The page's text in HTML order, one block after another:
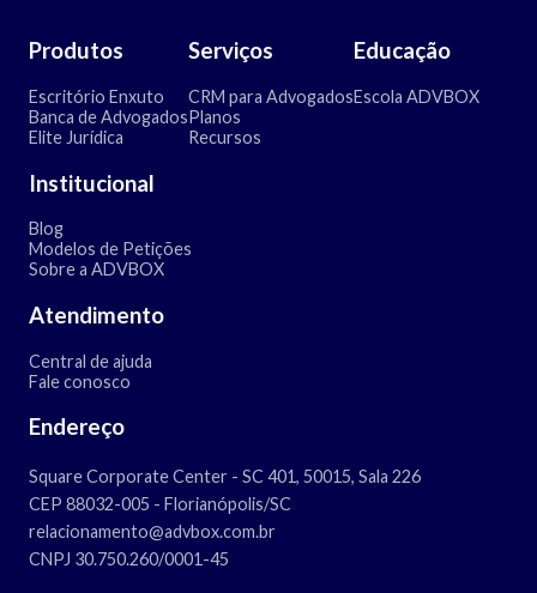
Produtos
Escritório Enxuto
Banca de Advogados
Elite Jurídica
Serviços
CRM para Advogados
Planos
Recursos
Educação
Escola ADVBOX
Institucional
Blog
Modelos de Petições
Sobre a ADVBOX
Atendimento
Central de ajuda
Fale conosco
Endereço
Square Corporate Center - SC 401, 50015, Sala 226
CEP 88032-005 - Florianópolis/SC
relacionamento@advbox.com.br
CNPJ 30.750.260/0001-45